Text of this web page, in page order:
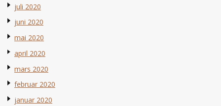
juli 2020
juni 2020
mai 2020
april 2020
mars 2020
februar 2020
januar 2020